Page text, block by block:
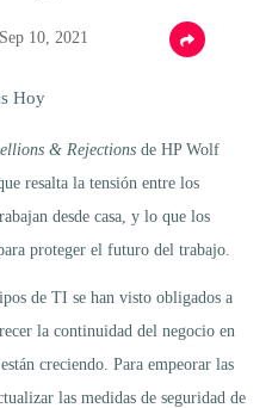
Sep 10, 2021
Hoy
& Rejections de HP Wolf
resalta la tensión entre los
desde casa, y lo que los
proteger el futuro del trabajo.
de TI se han visto obligados a
la continuidad del negocio en
creciendo. Para empeorar las
las medidas de seguridad de